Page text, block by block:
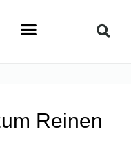
Reinen